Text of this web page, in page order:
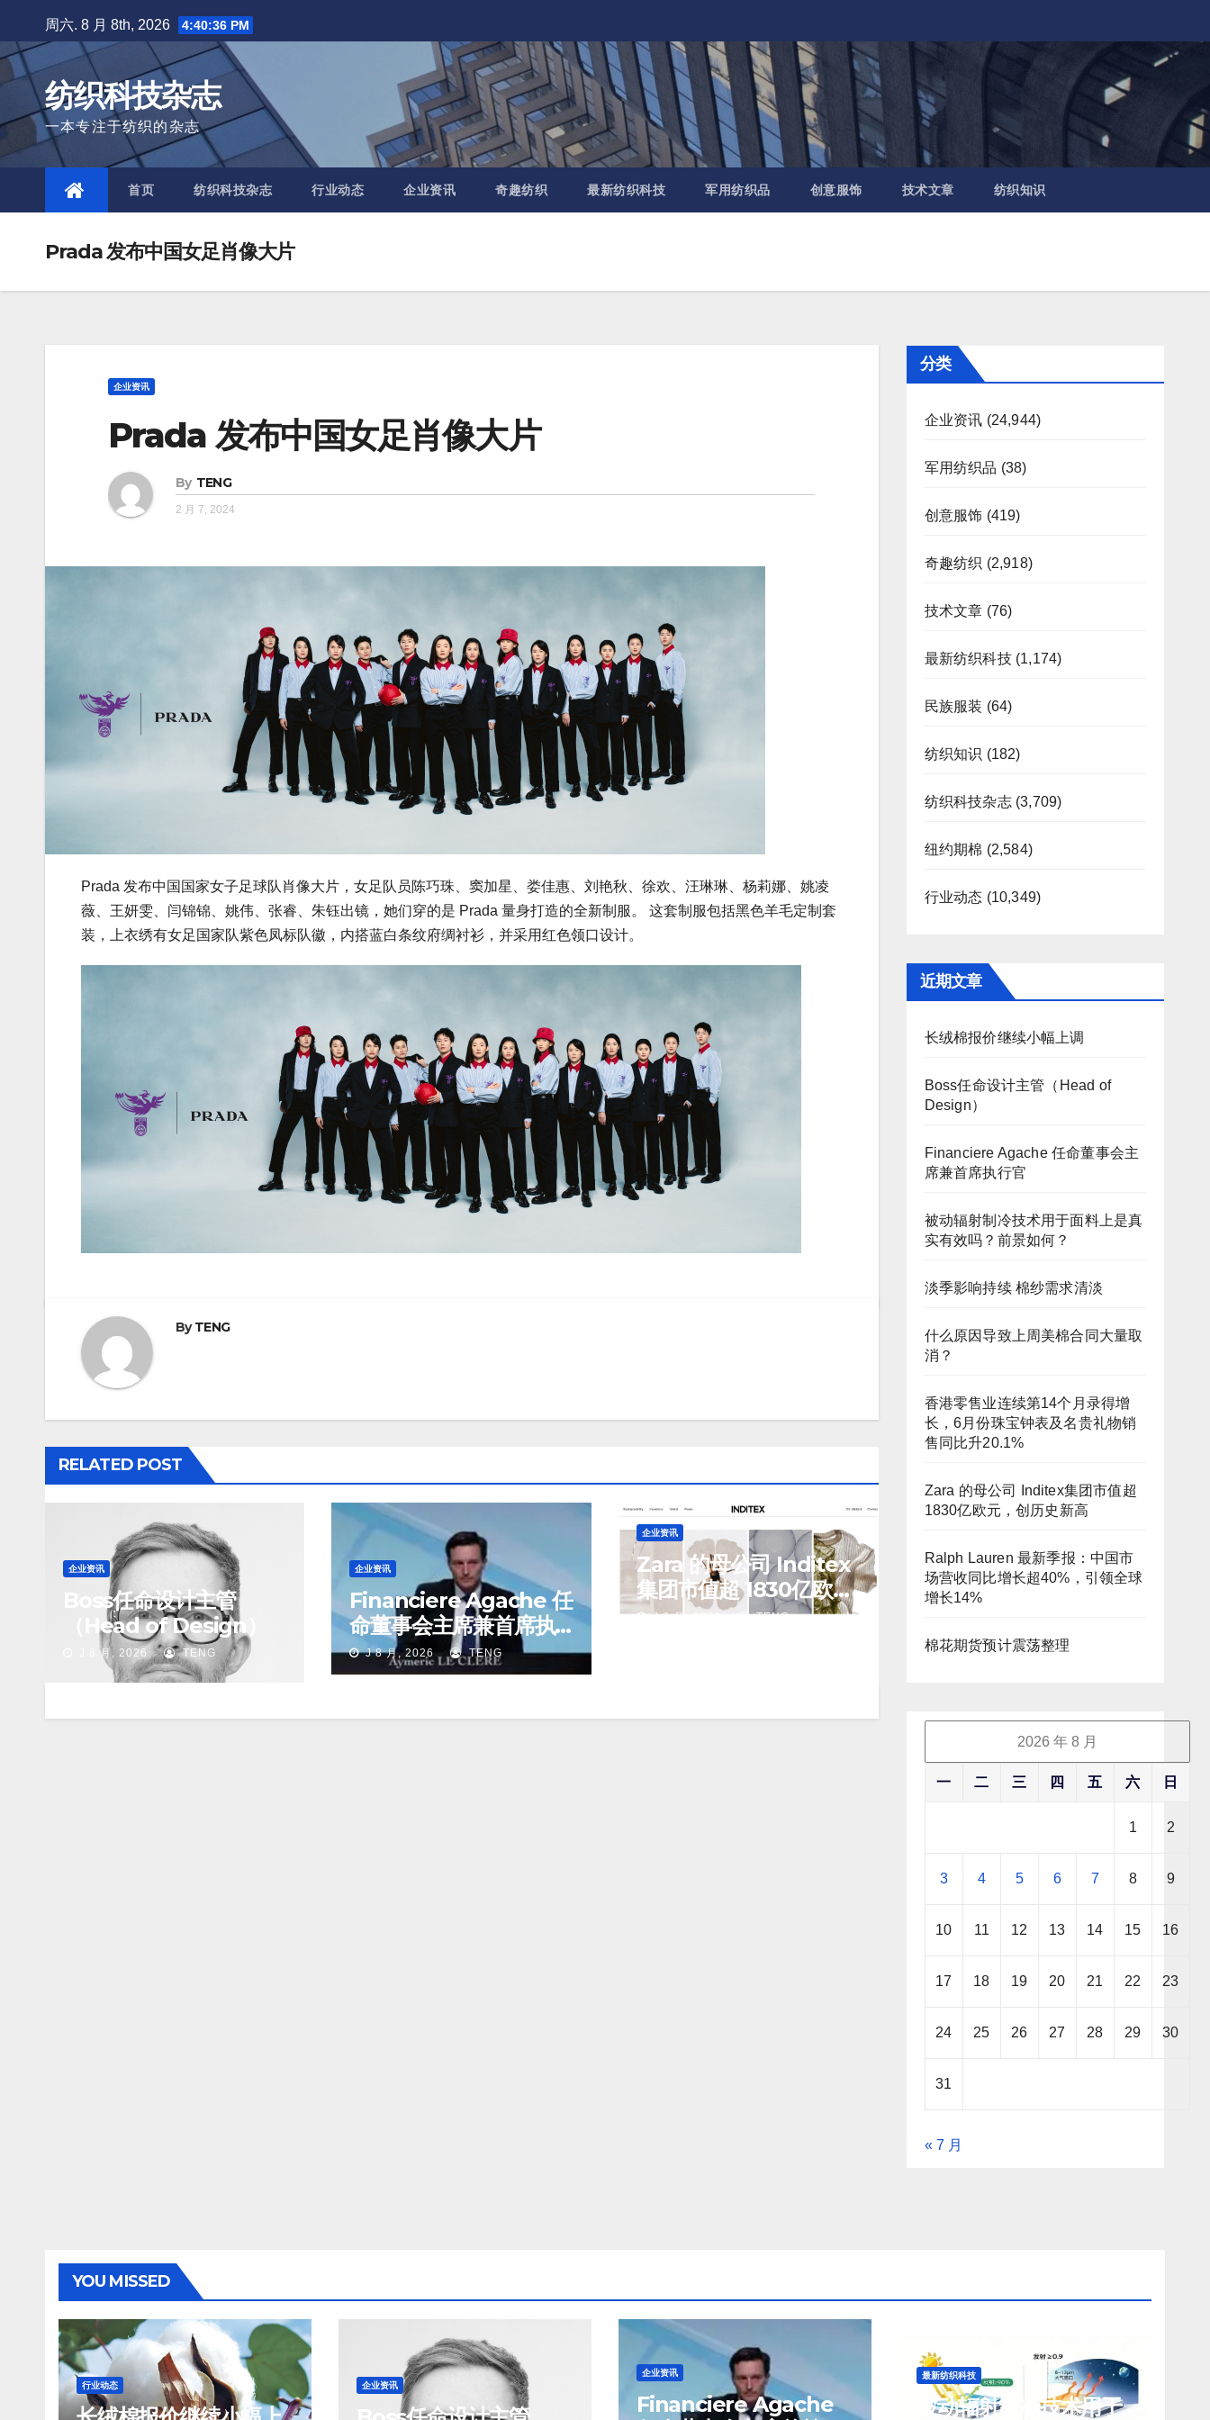
to
content
周六. 8 月 8th, 2026 4:40:37 PM
纺织科技杂志
一本专注于纺织的杂志
首页 纺织科技杂志 行业动态 企业资讯 奇趣纺织 最新纺织科技 军用纺织品 创意服饰 技术文章 纺织知识
Prada 发布中国女足肖像大片
企业资讯
Prada 发布中国女足肖像大片
By TENG
2 月 7, 2024
Prada 发布中国国家女子足球队肖像大片，女足队员陈巧珠、窦加星、娄佳惠、刘艳秋、徐欢、汪琳琳、杨莉娜、姚凌
薇、王妍雯、闫锦锦、姚伟、张睿、朱钰出镜，她们穿的是 Prada 量身打造的全新制服。 这套制服包括黑色羊毛定制套
装，上衣绣有女足国家队紫色凤标队徽，内搭蓝白条纹府绸衬衫，并采用红色领口设计。
ByTENG
RELATED POST
企业资讯
Boss任命设计主管
（Head of Design）
J 8 月, 2026 TENG
企业资讯
Financiere Agache 任
命董事会主席兼首席执
行官
J 8 月, 2026 TENG
企业资讯
Zara 的母公司 Inditex
集团市值超 1830亿欧
元，创历史新高
J 8 月, 2026 TENG
分类
企业资讯 (24,944)
军用纺织品 (38)
创意服饰 (419)
奇趣纺织 (2,918)
技术文章 (76)
最新纺织科技(1,174)
民族服装 (64)
纺织知识 (182)
纺织科技杂志(3,709)
纽约期棉 (2,584)
行业动态 (10,349)
近期文章
长绒棉报价继续小幅上调
Boss任命设计主管（Head of
Design）
Financiere Agache 任命董事会主
席兼首席执行官
被动辐射制冷技术用于面料上是真
实有效吗？前景如何？
淡季影响持续 棉纱需求清淡
什么原因导致上周美棉合同大量取
消？
香港零售业连续第14个月录得增
长，6月份珠宝钟表及名贵礼物销
售同比升20.1%
Zara 的母公司 Inditex集团市值超
1830亿欧元，创历史新高
Ralph Lauren 最新季报：中国市
场营收同比增长超40%，引领全球
增长14%
棉花期货预计震荡整理
2026 年 8 月
一 二 三 四 五 六 日
1 2
3 4 5 6 7 8 9
10 11 12 13 14 15 16
17 18 19 20 21 22 23
24 25 26 27 28 29 30
31
« 7 月
YOU MISSED
行业动态 企业资讯
企业资讯
Financiere Agache
最新纺织科技
被动辐射制冷技术用于